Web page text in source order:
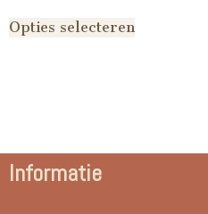
Opties selecteren
Informatie